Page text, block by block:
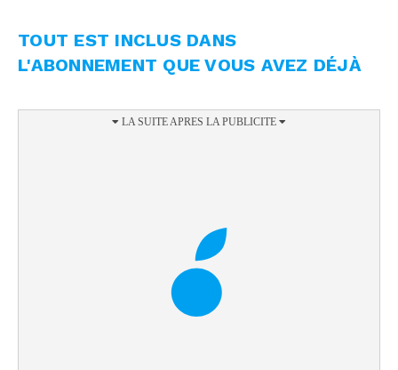
TOUT EST INCLUS DANS
L'ABONNEMENT QUE VOUS AVEZ DÉJÀ